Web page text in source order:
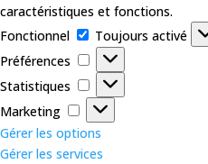
caractéristiques et fonctions.
Fonctionnel
Fonctionnel
Toujours activé
Préférences
Préférences
Statistiques
Statistiques
Marketing
Marketing
Gérer les options
Gérer les services